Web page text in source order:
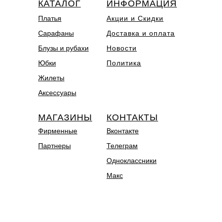
КАТАЛОГ
МАГАЗИНЫ КОНТАКТЫ
Блузы и рубахи
Сарафаны
Юбки
Жилеты
Аксессуары
Платья
Фирменные
Партнеры
Одноклассники
Телеграм
Макс
Вконтакте
Акции и Скидки
Доставка и оплата
Политика
ИНФОРМАЦИЯ
Новости